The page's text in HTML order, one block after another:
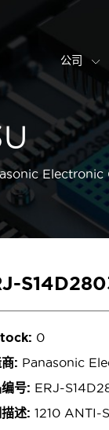
公司
Electronic
0
: Panasonic
号: ERJ-
述: 1210 ANTI-